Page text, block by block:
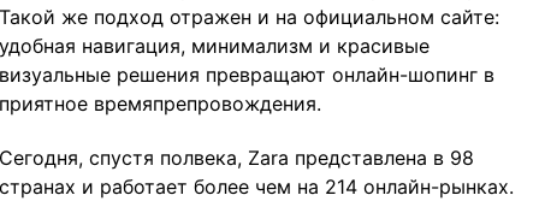
Такой же подход отражен и на официальном сайте:
удобная навигация, минимализм и красивые
визуальные решения превращают онлайн-шопинг в
приятное времяпрепровождения.
Сегодня, спустя полвека, Zara представлена в 98
странах и работает более чем на 214 онлайн-рынках.